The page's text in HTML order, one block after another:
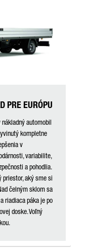
PRE EURÓPU
nákladný automobil
kompletne
v
variabilite,
a pohodlia.
priestor, aký sme si
čelným sklom sa
riadiaca páka je po
doske. Voľný